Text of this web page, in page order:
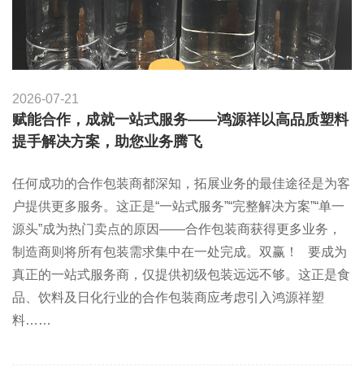
2026-07-21
赋能合作，成就一站式服务——鸿源祥以高品质塑料
提手解决方案，助您业务腾飞
任何成功的合作包装商都深知，拓展业务的最佳途径是为客
户提供更多服务。这正是“一站式服务”“完整解决方案”“单一
源头”成为热门卖点的原因——合作包装商获得更多业务，
制造商则将所有包装需求集中在一处完成。双赢！   要成为
真正的一站式服务商，仅提供初级包装远远不够。这正是食
品、饮料及日化行业的合作包装商应考虑引入鸿源祥塑
料……